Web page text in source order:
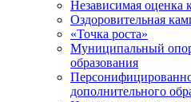
Независимая оценка
Оздоровительная
«Точка роста»
Муниципальный
образования
дополнительного